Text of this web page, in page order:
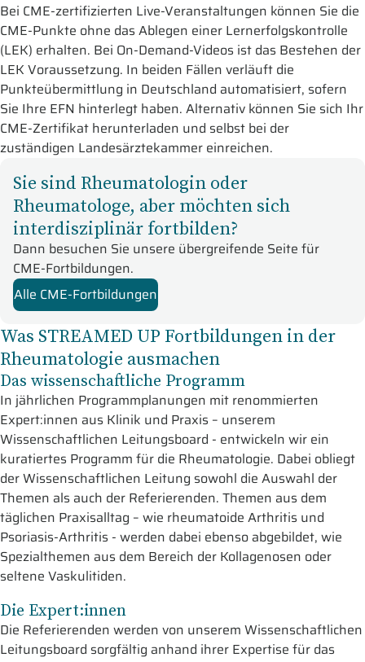
Bei CME-zertifizierten Live-Veranstaltungen können Sie die
CME-Punkte ohne das Ablegen einer Lernerfolgskontrolle
(LEK) erhalten. Bei On-Demand-Videos ist das Bestehen der
LEK Voraussetzung. In beiden Fällen verläuft die
Punkteübermittlung in Deutschland automatisiert, sofern
Sie Ihre EFN hinterlegt haben. Alternativ können Sie sich Ihr
CME-Zertifikat herunterladen und selbst bei der
zuständigen Landesärztekammer einreichen.
Sie sind Rheumatologin oder
Rheumatologe, aber möchten sich
interdisziplinär fortbilden?
Dann besuchen Sie unsere übergreifende Seite für
CME-Fortbildungen.
Alle CME-Fortbildungen
Was STREAMED UP Fortbildungen in der
Rheumatologie ausmachen
Das wissenschaftliche Programm
In jährlichen Programmplanungen mit renommierten
Expert:innen aus Klinik und Praxis – unserem
Wissenschaftlichen Leitungsboard - entwickeln wir ein
kuratiertes Programm für die Rheumatologie. Dabei obliegt
der Wissenschaftlichen Leitung sowohl die Auswahl der
Themen als auch der Referierenden. Themen aus dem
täglichen Praxisalltag – wie rheumatoide Arthritis und
Psoriasis-Arthritis - werden dabei ebenso abgebildet, wie
Spezialthemen aus dem Bereich der Kollagenosen oder
seltene Vaskulitiden.
Die Expert:innen
Die Referierenden werden von unserem Wissenschaftlichen
Leitungsboard sorgfältig anhand ihrer Expertise für das